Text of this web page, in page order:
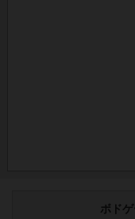
ボド